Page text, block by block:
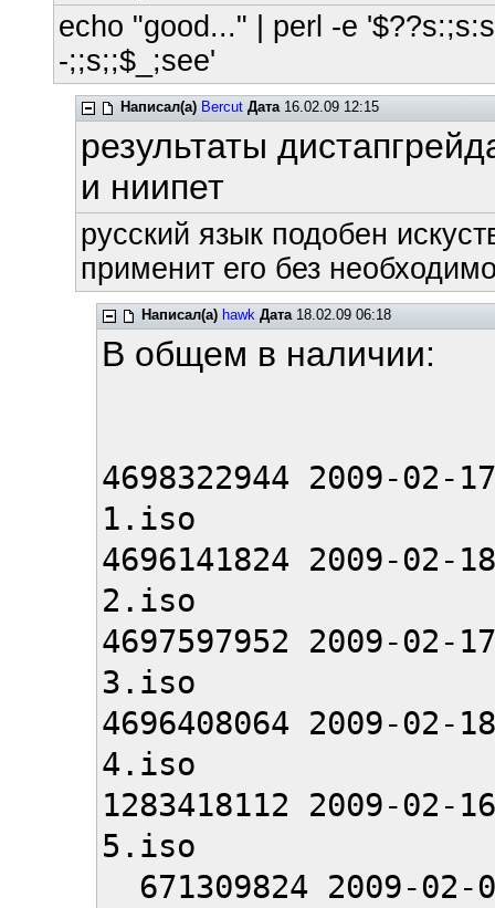
echo "good..." | perl -e
-;;s;;$_;see'
Написал(а) Bercut Дата16.02.09 12:15
результаты
и ниипет
русский язык подобен
применит его без
Написал(а) hawk Дата18.02.09 06:18
В общем в наличии:
4698322944 2009-02-
1.iso
4696141824 2009-02-
2.iso
4697597952 2009-02-
3.iso
4696408064 2009-02-
4.iso
1283418112 2009-02-
5.iso
671309824 2009-